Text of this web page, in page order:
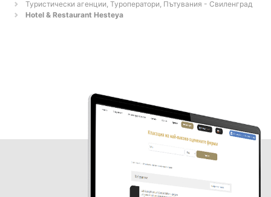
Туристически агенции, Туроператори, Пътувания - Свиленград
Hotel & Restаurant Hesteya